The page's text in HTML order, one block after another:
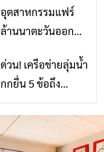
ข่าวเชียงราย
อุตสาหกรรมแฟร์
ล้านนาตะวันออก
สินค้าเด่น และเสน่ห์
วัฒนธรรมจาก 4
จังหวัด เชียงราย
พะเยา แพร่ และ
น่าน พร้อมชม
ข่าวเชียงราย
ด่วน! เครือข่ายลุ่มน้ำ
กกยื่น 5 ข้อถึง
รัฐบาล จี้นายกฯ ลง
เชียงราย แก้วิกฤต
สารปนเปื้อนต้นน้ำ